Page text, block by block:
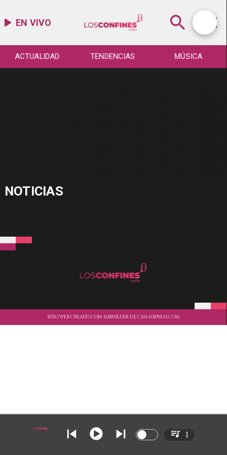
EN VIVO
ACTUALIDAD TENDENCIAS MÚSICA
NOTICIAS
SITIO WEB CREADO CON MSBUILDER DE CMS-MSPRESS.COM
1